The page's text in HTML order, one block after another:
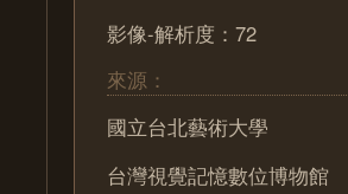
影像-解析度：72
來源：
國立台北藝術大學
台灣視覺記憶數位博物館